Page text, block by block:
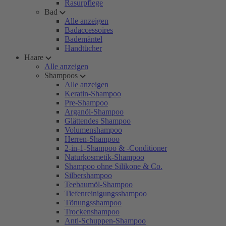
Rasurpflege
Bad
Alle anzeigen
Badaccessoires
Bademäntel
Handtücher
Haare
Alle anzeigen
Shampoos
Alle anzeigen
Keratin-Shampoo
Pre-Shampoo
Arganöl-Shampoo
Glättendes Shampoo
Volumenshampoo
Herren-Shampoo
2-in-1-Shampoo & -Conditioner
Naturkosmetik-Shampoo
Shampoo ohne Silikone & Co.
Silbershampoo
Teebaumöl-Shampoo
Tiefenreinigungsshampoo
Tönungsshampoo
Trockenshampoo
Anti-Schuppen-Shampoo